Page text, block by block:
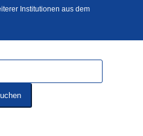
Institutionen aus dem